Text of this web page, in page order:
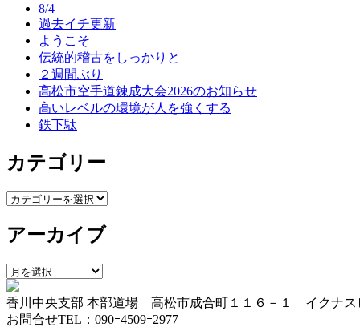
8/4
過去イチ更新
ようこそ
伝統的稽古をしっかりと
２週間ぶり
高松市空手道錬成大会2026のお知らせ
高いレベルの環境が人を強くする
鉄下駄
カテゴリー
カ
ゴ
ー
アーカイブ
ア
ー
カ
イ
香川中央支部 本部道場 高松市成合町１１６－１ イクナス
お問合せTEL：090ｰ4509ｰ2977